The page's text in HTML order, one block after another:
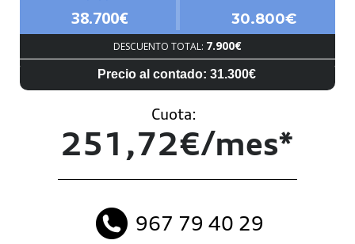
38.700€
30.800€
DESCUENTO TOTAL: 7.900€
Precio al contado: 31.300€
Cuota:
251,72€/mes*
967 79 40 29